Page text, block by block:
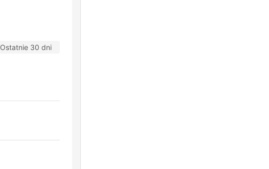
Ostatnie 30 dni